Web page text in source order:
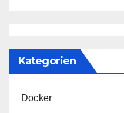
Kategorien
Docker